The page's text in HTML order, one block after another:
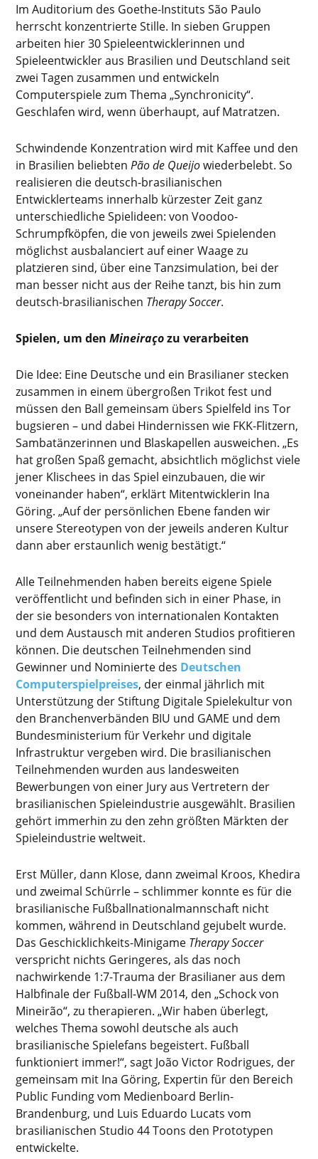
Im Auditorium des Goethe-Instituts São Paulo
herrscht konzentrierte Stille. In sieben Gruppen
arbeiten hier 30 Spieleentwicklerinnen und
Spieleentwickler aus Brasilien und Deutschland seit
zwei Tagen zusammen und entwickeln
Computerspiele zum Thema „Synchronicity“.
Geschlafen wird, wenn überhaupt, auf Matratzen.
Schwindende Konzentration wird mit Kaffee und den
in Brasilien beliebtenPão de Queijowiederbelebt. So
realisieren die deutsch-brasilianischen
Entwicklerteams innerhalb kürzester Zeit ganz
unterschiedliche Spielideen: von Voodoo-
Schrumpfköpfen, die von jeweils zwei Spielenden
möglichst ausbalanciert auf einer Waage zu
platzieren sind, über eine Tanzsimulation, bei der
man besser nicht aus der Reihe tanzt, bis hin zum
deutsch-brasilianischen Therapy Soccer.
Spielen, um denMineiraçozu verarbeiten
Die Idee: Eine Deutsche und ein Brasilianer stecken
zusammen in einem übergroßen Trikot fest und
müssen den Ball gemeinsam übers Spielfeld ins Tor
bugsieren – und dabei Hindernissen wie FKK-Flitzern,
Sambatänzerinnen und Blaskapellen ausweichen. „Es
hat großen Spaß gemacht, absichtlich möglichst viele
jener Klischees in das Spiel einzubauen, die wir
voneinander haben“, erklärt Mitentwicklerin Ina
Göring. „Auf der persönlichen Ebene fanden wir
unsere Stereotypen von der jeweils anderen Kultur
dann aber erstaunlich wenig bestätigt.“
Alle Teilnehmenden haben bereits eigene Spiele
veröffentlicht und befinden sich in einer Phase, in
der sie besonders von internationalen Kontakten
und dem Austausch mit anderen Studios profitieren
können. Die deutschen Teilnehmenden sind
Gewinner und Nominierte des Deutschen
Computerspielpreises, der einmal jährlich mit
Unterstützung der Stiftung Digitale Spielekultur von
den Branchenverbänden BIU und GAME und dem
Bundesministerium für Verkehr und digitale
Infrastruktur vergeben wird. Die brasilianischen
Teilnehmenden wurden aus landesweiten
Bewerbungen von einer Jury aus Vertretern der
brasilianischen Spieleindustrie ausgewählt. Brasilien
gehört immerhin zu den zehn größten Märkten der
Spieleindustrie weltweit.
Erst Müller, dann Klose, dann zweimal Kroos, Khedira
und zweimal Schürrle – schlimmer konnte es für die
brasilianische Fußballnationalmannschaft nicht
kommen, während in Deutschland gejubelt wurde.
Das Geschicklichkeits-Minigame Therapy Soccer
verspricht nichts Geringeres, als das noch
nachwirkende 1:7-Trauma der Brasilianer aus dem
Halbfinale der Fußball-WM 2014, den „Schock von
Mineirão“, zu therapieren. „Wir haben überlegt,
welches Thema sowohl deutsche als auch
brasilianische Spielefans begeistert. Fußball
funktioniert immer!“, sagt João Victor Rodrigues, der
gemeinsam mit Ina Göring, Expertin für den Bereich
Public Funding vom Medienboard Berlin-
Brandenburg, und Luis Eduardo Lucats vom
brasilianischen Studio 44 Toons den Prototypen
entwickelte.